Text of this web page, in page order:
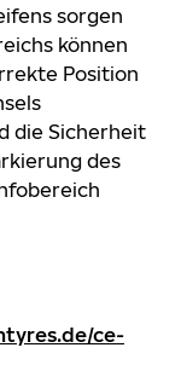
sorgen
können
Position
die Sicherheit
des
ce-